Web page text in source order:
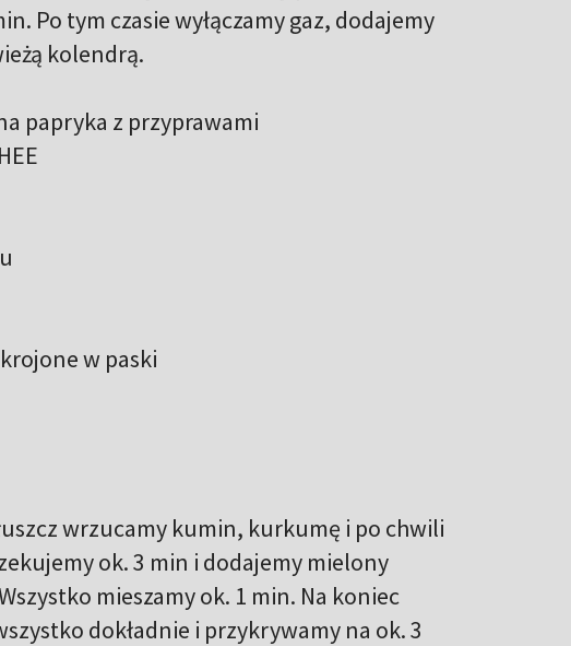
Po tym czasie wyłączamy gaz, dodajemy
kolendrą.
papryka z przyprawami
w paski
wrzucamy kumin, kurkumę i po chwili
ok. 3 min i dodajemy mielony
mieszamy ok. 1 min. Na koniec
dokładnie i przykrywamy na ok. 3